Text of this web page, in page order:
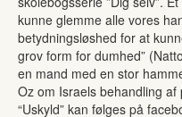
kunne glemme alle vores
betydningsløshed for at
grov form for dumhed”
en mand med en stor
Oz om Israels behandling
“Uskyld” kan følges på